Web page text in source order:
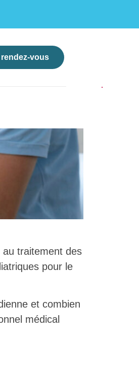
rendez-vous
traitement des
pour le
et combien
médical